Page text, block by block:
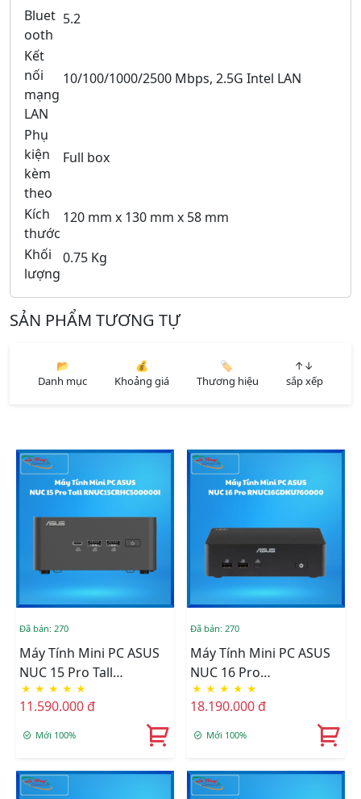
Bluet
ooth
5.2
Kết
nối
mạng
LAN
10/100/1000/2500 Mbps, 2.5G Intel LAN
Phụ
kiện
kèm
theo
Full box
Kích
thước
120 mm x 130 mm x 58 mm
Khối
lượng
0.75 Kg
SẢN PHẨM TƯƠNG TỰ
📂
Danh mục
💰
Khoảng giá
🏷️
Thương hiệu
↑↓
sắp xếp
Đã bán: 270
Máy Tính Mini PC ASUS
NUC 15 Pro Tall
RNUC15CRHC500000I
(CORE5-210H/2xDDR5-
5600/2xNVMe,SATA/ 2x
Thunderbolt/ VESA
MOUNT)
★ ★ ★ ★ ★
11.590.000 đ
Mới 100%
Đã bán: 270
Máy Tính Mini PC ASUS
NUC 16 Pro
RNUC16GDKU760000
(U7 356H/2xDDR5-
5600/2xNVMe/ 2x HDMI
2.1/2x Thunderbolt/WIFI
7/BT 6.0/ VESA MOUNT)
★ ★ ★ ★ ★
18.190.000 đ
Mới 100%